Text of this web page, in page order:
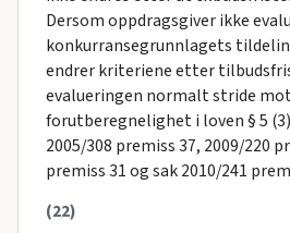
Dersom oppdragsgiver ikke
konkurransegrunnlagets
endrer kriteriene etter
evalueringen normalt stride
forutberegnelighet i loven § 5
2005/308 premiss 37, 2009/220
premiss 31 og sak 2010/241
(22)